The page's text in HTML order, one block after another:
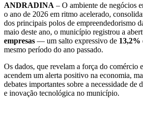
ANDRADINA – O ambiente de negócios
o ano de 2026 em ritmo acelerado,
dos principais polos de empreendedorismo
maio deste ano, o município registrou a
empresas — um salto expressivo de 13,2%
mesmo período do ano passado.
Os dados, que revelam a força do comércio
acendem um alerta positivo na economia,
debates importantes sobre a necessidade de
e inovação tecnológica no município.